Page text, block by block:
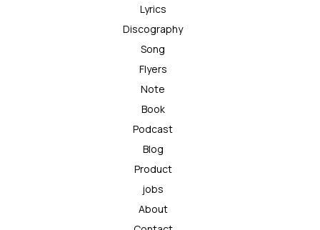
Lyrics
Discography
Song
Flyers
Note
Book
Podcast
Blog
Product
jobs
About